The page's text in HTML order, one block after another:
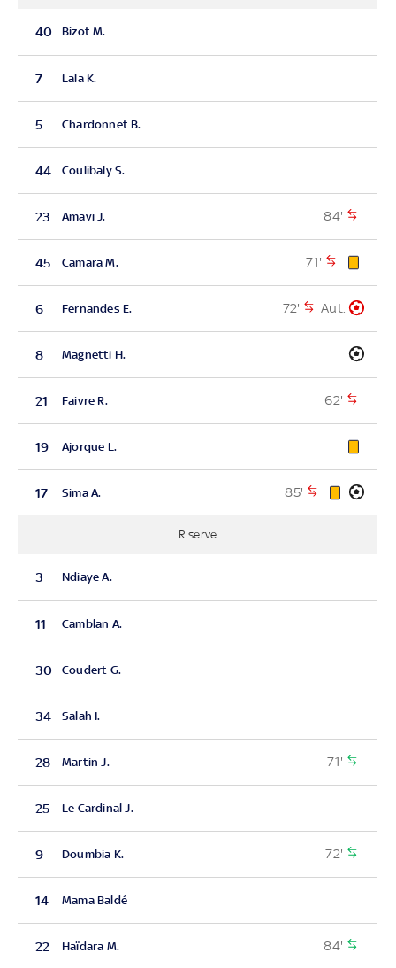
40 Bizot M.
7 Lala K.
5 Chardonnet B.
44 Coulibaly S.
23 Amavi J. 84'
45 Camara M. 71'
6 Fernandes E. 72' Aut.
8 Magnetti H.
21 Faivre R. 62'
19 Ajorque L.
17 Sima A. 85'
Riserve
3 Ndiaye A.
11 Camblan A.
30 Coudert G.
34 Salah I.
28 Martin J. 71'
25 Le Cardinal J.
9 Doumbia K. 72'
14 Mama Baldé
22 Haïdara M. 84'